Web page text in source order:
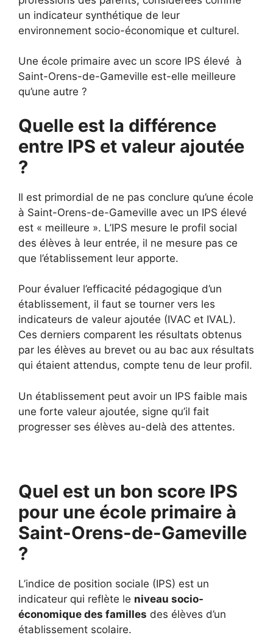
un indicateur synthétique de leur
environnement socio-économique et culturel.
Une école primaire avec un score IPS élevé à
Saint-Orens-de-Gameville est-elle meilleure
qu’une autre ?
Quelle est la différence
entre IPS et valeur ajoutée
?
Il est primordial de ne pas conclure qu’une école
à Saint-Orens-de-Gameville avec un IPS élevé
est « meilleure ». L’IPS mesure le profil social
des élèves à leur entrée, il ne mesure pas ce
que l’établissement leur apporte.
Pour évaluer l’efficacité pédagogique d’un
établissement, il faut se tourner vers les
indicateurs de valeur ajoutée (IVAC et IVAL).
Ces derniers comparent les résultats obtenus
par les élèves au brevet ou au bac aux résultats
qui étaient attendus, compte tenu de leur profil.
Un établissement peut avoir un IPS faible mais
une forte valeur ajoutée, signe qu’il fait
progresser ses élèves au-delà des attentes.
Quel est un bon score IPS
pour une école primaire à
Saint-Orens-de-Gameville
?
L’indice de position sociale (IPS) est un
indicateur qui reflète le niveau socio-
économique des familles des élèves d’un
établissement scolaire.